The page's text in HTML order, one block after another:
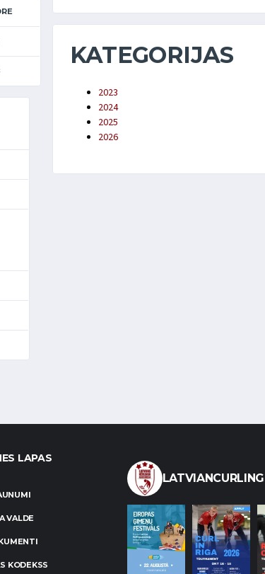
KATEGORIJAS
2023
2024
2025
2026
LAPAS
VALDE
KODEKSS
LATVIANCURLING